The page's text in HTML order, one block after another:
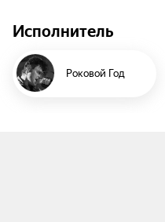
Исполнитель
​Роковой Год